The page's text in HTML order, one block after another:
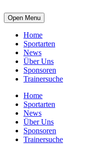
Open Menu
Home
Sportarten
News
Über Uns
Sponsoren
Trainersuche
Home
Sportarten
News
Über Uns
Sponsoren
Trainersuche